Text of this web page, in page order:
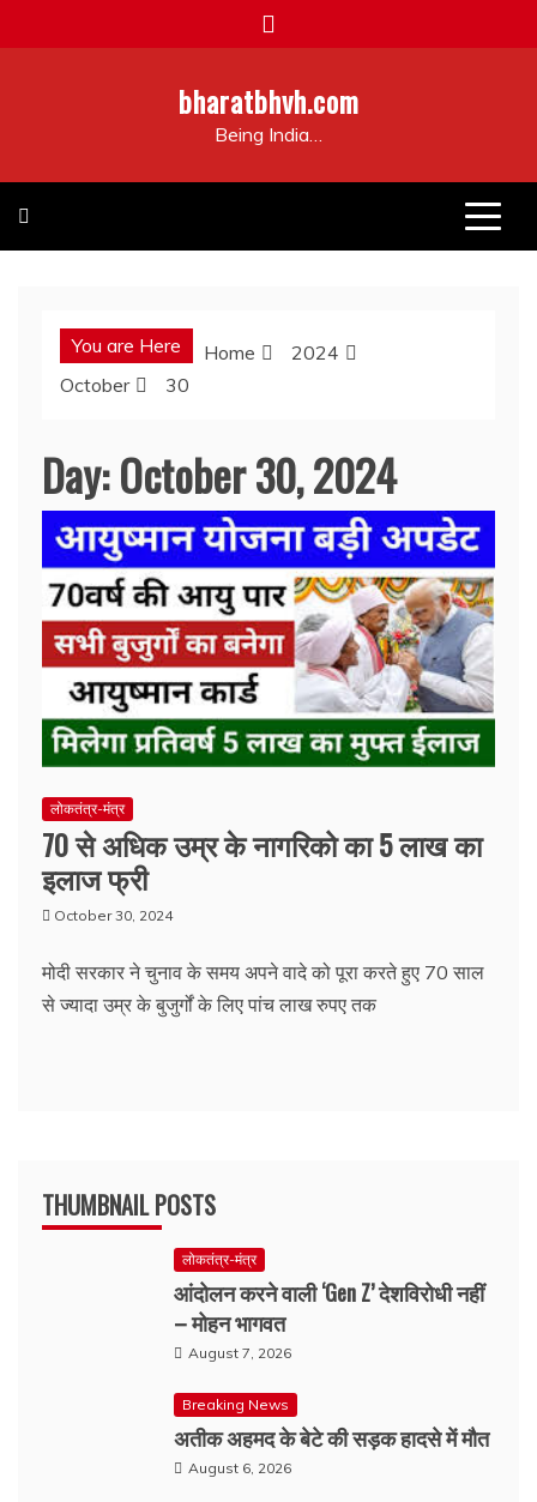
to
bharatbhvh.com
Being India…
You are Here Home
2024
October
30
Day:October 30, 2024
लोकतंत्र-मंत्र
70 से अधिक उम्र के नागरिको का 5 लाख का
इलाज फ्री
October 30, 2024
मोदी सरकार ने चुनाव के समय अपने वादे को पूरा करते हुए 70 साल
से ज्यादा उम्र के बुजुर्गों के लिए पांच लाख रुपए तक
THUMBNAIL POSTS
लोकतंत्र-मंत्र
आंदोलन करने वाली ‘Gen Z’ देशविरोधी नहीं
– मोहन भागवत
August 7, 2026
Breaking News
अतीक अहमद के बेटे की सड़क हादसे में मौत
August 6, 2026